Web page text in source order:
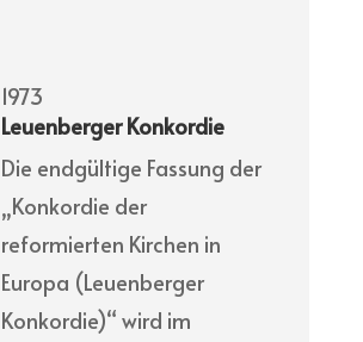
1973
Leuenberger Konkordie
Die endgültige Fassung der
„Konkordie der
reformierten Kirchen in
Europa (Leuenberger
Konkordie)“ wird im